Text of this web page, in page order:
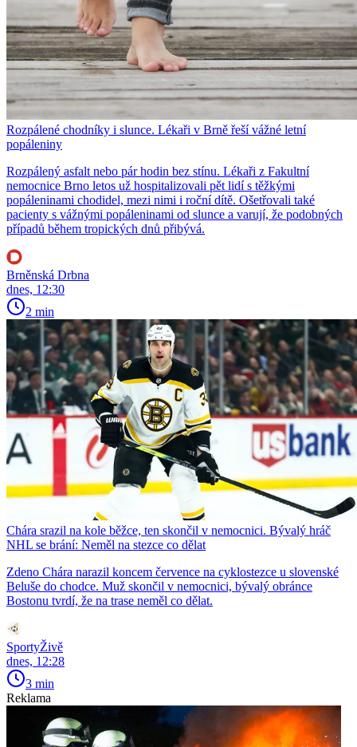
Rozpálené chodníky i slunce. Lékaři v Brně řeší vážné letní
popáleniny
Rozpálený asfalt nebo pár hodin bez stínu. Lékaři z Fakultní
nemocnice Brno letos už hospitalizovali pět lidí s těžkými
popáleninami chodidel, mezi nimi i roční dítě. Ošetřovali také
pacienty s vážnými popáleninami od slunce a varují, že podobných
případů během tropických dnů přibývá.
Brněnská Drbna
dnes, 12:30
2 min
Chára srazil na kole běžce, ten skončil v nemocnici. Bývalý hráč
NHL se brání: Neměl na stezce co dělat
Zdeno Chára narazil koncem července na cyklostezce u slovenské
Beluše do chodce. Muž skončil v nemocnici, bývalý obránce
Bostonu tvrdí, že na trase neměl co dělat.
SportyŽivě
dnes, 12:28
3 min
Reklama